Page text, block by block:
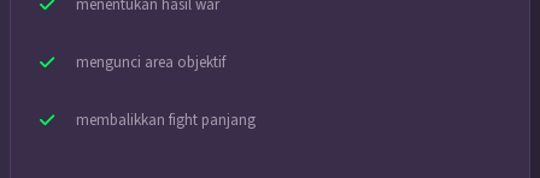
menentukan hasil war
mengunci area objektif
membalikkan fight panjang